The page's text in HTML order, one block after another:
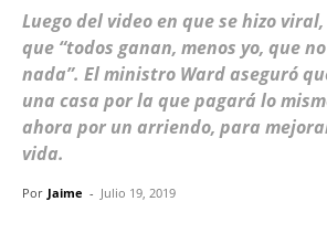
Luego del video en que se hizo
que “todos ganan, menos yo, que
nada”. El ministro Ward aseguró
una casa por la que pagará lo
ahora por un arriendo, para
vida.
Por Jaime - Julio 19, 2019